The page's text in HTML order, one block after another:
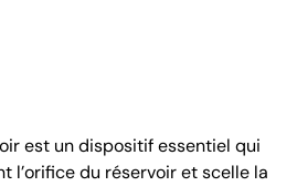
est un dispositif essentiel qui
l’orifice du réservoir et scelle la